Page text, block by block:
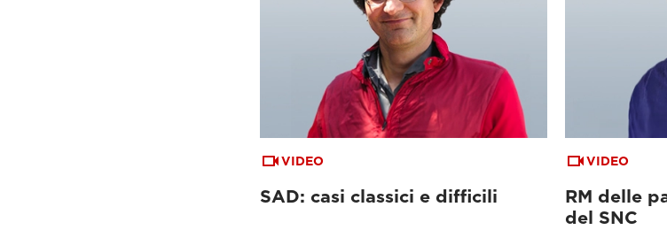
VIDEO
SAD: casi classici e difficili
VIDEO
RM delle
del SNC